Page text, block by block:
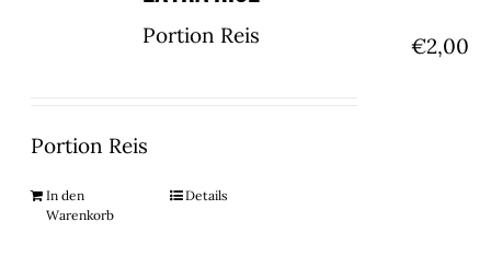
Portion Reis €2,00
Portion Reis
In den
Warenkorb
Details